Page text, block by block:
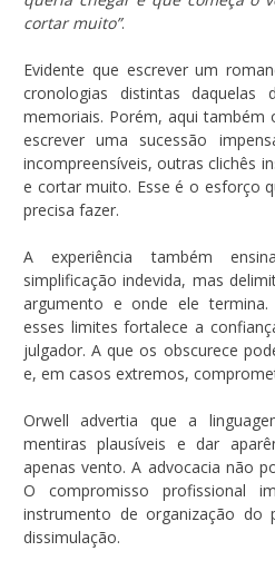
cortar muito”.
Evidente que escrever um
cronologias distintas
memoriais. Porém, aqui também
escrever uma sucessão
incompreensíveis, outras clichês
e cortar muito. Esse é o esforço
precisa fazer.
A experiência também
simplificação indevida, mas
argumento e onde ele
esses limites fortalece a
julgador. A que os obscurece
e, em casos extremos,
Orwell advertia que a
mentiras plausíveis e dar
apenas vento. A advocacia não
O compromisso profissional
instrumento de organização do
dissimulação.